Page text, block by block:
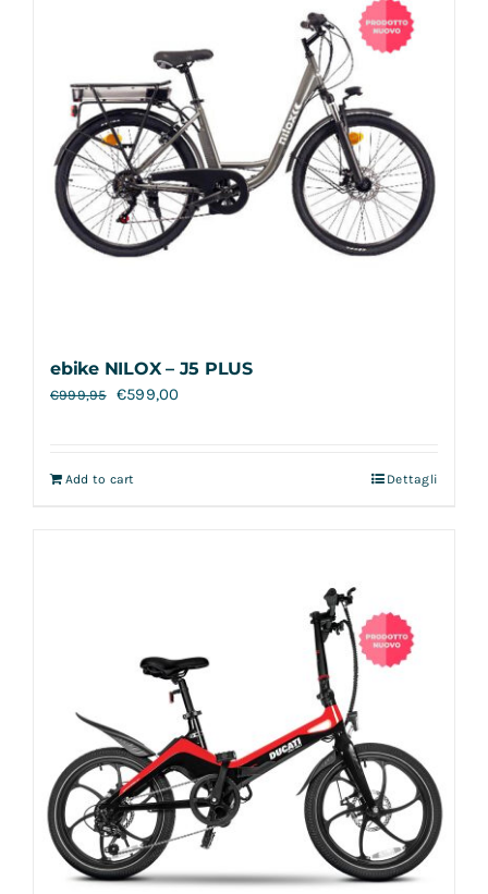
ebike NILOX – J5 PLUS
€999,95 €599,00
Add to cart Dettagli